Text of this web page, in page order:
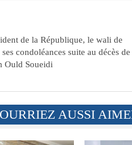
de la République, le wali de
condoléances suite au décès de
Ould Soueidi
AUSSI